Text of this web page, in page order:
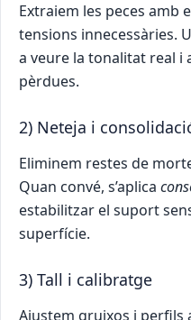
Extraiem les peces amb
tensions innecessàries.
a veure la tonalitat real i
pèrdues.
2) Neteja i
Eliminem restes de
Quan convé, s’aplica
estabilitzar el suport
superfície.
3) Tall i calibratge
Ajustem gruixos i perfils